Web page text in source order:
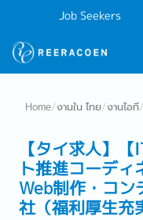
Job Seekers
Home/งานใน ไทย/งานไอที/
【タイ求人】
ト推進コーディ
Web制作・コン
社（福利厚生充